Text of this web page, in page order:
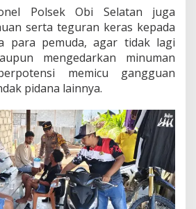
Polsek Obi Selatan juga
serta teguran keras kepada
para pemuda, agar tidak lagi
mengedarkan minuman
memicu gangguan
pidana lainnya.